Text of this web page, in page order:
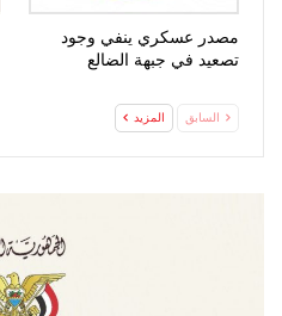
مصدر عسكري ينفي وجود
تصعيد في جبهة الضالع
السابق المزيد